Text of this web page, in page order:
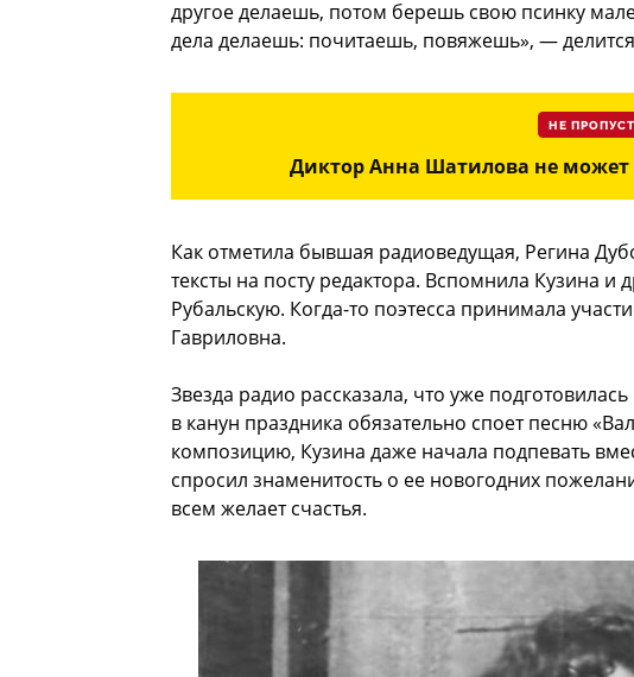
другое делаешь, потом берешь свою псинку
дела делаешь: почитаешь, повяжешь», —
НЕ
Диктор Анна Шатилова не
Как отметила бывшая радиоведущая, Регина
тексты на посту редактора. Вспомнила Кузина и
Рубальскую. Когда-то поэтесса принимала
Гавриловна.
Звезда радио рассказала, что уже
в канун праздника обязательно споет песню
композицию, Кузина даже начала подпевать
спросил знаменитость о ее новогодних
всем желает счастья.